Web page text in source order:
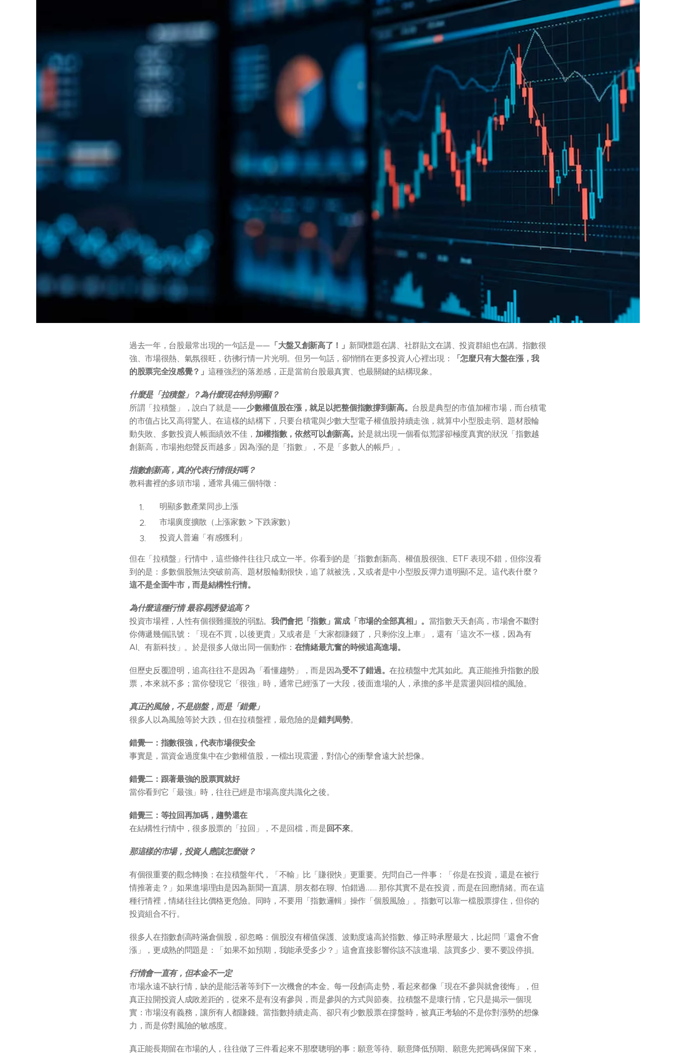
過去一年，台股最常出現的一句話是—— 「大盤又創新高了！」 新聞標題在講、社群貼文在講、投資群組也在講。指數很
強、市場很熱、氣氛很旺，彷彿行情一片光明。但另一句話，卻悄悄在更多投資人心裡出現：
「怎麼只有大盤在漲，我
的股票完全沒感覺？」 這種強烈的落差感，正是當前台股最真實、也最關鍵的結構現象。
什麼是「拉積盤」？為什麼現在特別明顯？
所謂「拉積盤」，說白了就是——少數權值股在漲，就足以把整個指數撐到新高。 台股是典型的市值加權市場，而台積電
的市值占比又高得驚人。在這樣的結構下，只要台積電與少數大型電子權值股持續走強，就算中小型股走弱、題材股輪
動失敗、多數投資人帳面績效不佳， 加權指數，依然可以創新高。 於是就出現一個看似荒謬卻極度真實的狀況「指數越
創新高，市場抱怨聲反而越多」因為漲的是「指數」，不是「多數人的帳戶」。
指數創新高，真的代表行情很好嗎？
教科書裡的多頭市場，通常具備三個特徵：
明顯多數產業同步上漲
市場廣度擴散（上漲家數 > 下跌家數）
投資人普遍「有感獲利」
但在「拉積盤」行情中，這些條件往往只成立一半。你看到的是「指數創新高、權值股很強、ETF 表現不錯，但你沒看
到的是：多數個股無法突破前高、題材股輪動很快，追了就被洗，又或者是中小型股反彈力道明顯不足。這代表什麼？
這不是全面牛市，而是結構性行情。
為什麼這種行情 最容易誘發追高？
投資市場裡，人性有個很難擺脫的弱點。我們會把「指數」當成「市場的全部真相」。 當指數天天創高，市場會不斷對
你傳遞幾個訊號：「現在不買，以後更貴」又或者是「大家都賺錢了，只剩你沒上車」，還有「這次不一樣，因為有
AI、有新科技」。於是很多人做出同一個動作： 在情緒最亢奮的時候追高進場。
但歷史反覆證明，追高往往不是因為「看懂趨勢」，而是因為受不了錯過。在拉積盤中尤其如此。真正能推升指數的股
票，本來就不多；當你發現它「很強」時，通常已經漲了一大段，後面進場的人，承擔的多半是震盪與回檔的風險。
真正的風險，不是崩盤，而是「錯覺」
很多人以為風險等於大跌，但在拉積盤裡，最危險的是錯判局勢。
錯覺一：指數很強，代表市場很安全
事實是，當資金過度集中在少數權值股，一檔出現震盪，對信心的衝擊會遠大於想像。
錯覺二：跟著最強的股票買就好
當你看到它「最強」時，往往已經是市場高度共識化之後。
錯覺三：等拉回再加碼，趨勢還在
在結構性行情中，很多股票的「拉回」，不是回檔，而是回不來。
那這樣的市場，投資人應該怎麼做？
有個很重要的觀念轉換：在拉積盤年代，「不輸」比「賺很快」更重要。先問自己一件事：「你是在投資，還是在被行
情推著走？」如果進場理由是因為新聞一直講、朋友都在聊、怕錯過…… 那你其實不是在投資，而是在回應情緒。而在這
種行情裡，情緒往往比價格更危險。同時，不要用「指數邏輯」操作「個股風險」。指數可以靠一檔股票撐住，但你的
投資組合不行。
很多人在指數創高時滿倉個股，卻忽略：個股沒有權值保護、波動度遠高於指數、修正時承壓最大，比起問「還會不會
漲」，更成熟的問題是：「如果不如預期，我能承受多少？」這會直接影響你該不該進場、該買多少、要不要設停損。
行情會一直有，但本金不一定
市場永遠不缺行情，缺的是能活著等到下一次機會的本金。每一段創高走勢，看起來都像「現在不參與就會後悔」，但
真正拉開投資人成敗差距的，從來不是有沒有參與，而是參與的方式與節奏。拉積盤不是壞行情，它只是揭示一個現
實：市場沒有義務，讓所有人都賺錢。當指數持續走高、卻只有少數股票在撐盤時，被真正考驗的不是你對漲勢的想像
力，而是你對風險的敏感度。
真正能長期留在市場的人，往往做了三件看起來不那麼聰明的事：願意等待、願意降低預期、願意先把籌碼保留下來，